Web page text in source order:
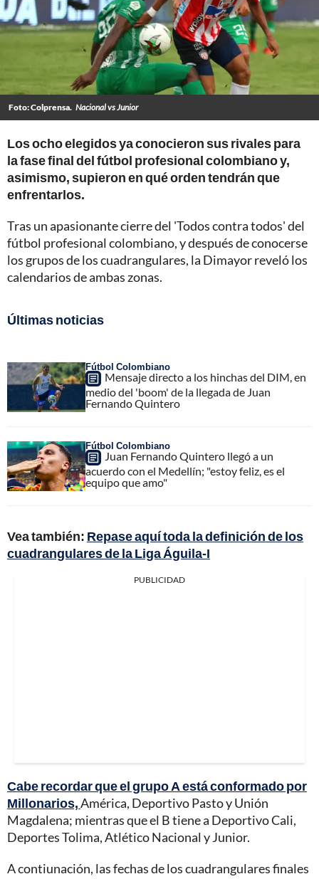
Foto: Colprensa. Nacional vs Junior
Los ocho elegidos ya conocieron sus rivales para
la fase final del fútbol profesional colombiano y,
asimismo, supieron en qué orden tendrán que
enfrentarlos.
Tras un apasionante cierre del 'Todos contra todos' del
fútbol profesional colombiano, y después de conocerse
los grupos de los cuadrangulares, la Dimayor reveló los
calendarios de ambas zonas.
Últimas noticias
Fútbol Colombiano
Mensaje directo a los hinchas del DIM, en
medio del 'boom' de la llegada de Juan
Fernando Quintero
Fútbol Colombiano
Juan Fernando Quintero llegó a un
acuerdo con el Medellín; "estoy feliz, es el
equipo que amo"
Vea también: Repase aquí toda la definición de los
cuadrangulares de la Liga Águila-I
PUBLICIDAD
Cabe recordar que el grupo A está conformado por
Millonarios,América, Deportivo Pasto y Unión
Magdalena; mientras que el B tiene a Deportivo Cali,
Deportes Tolima, Atlético Nacional y Junior.
A contiunación, las fechas de los cuadrangulares finales